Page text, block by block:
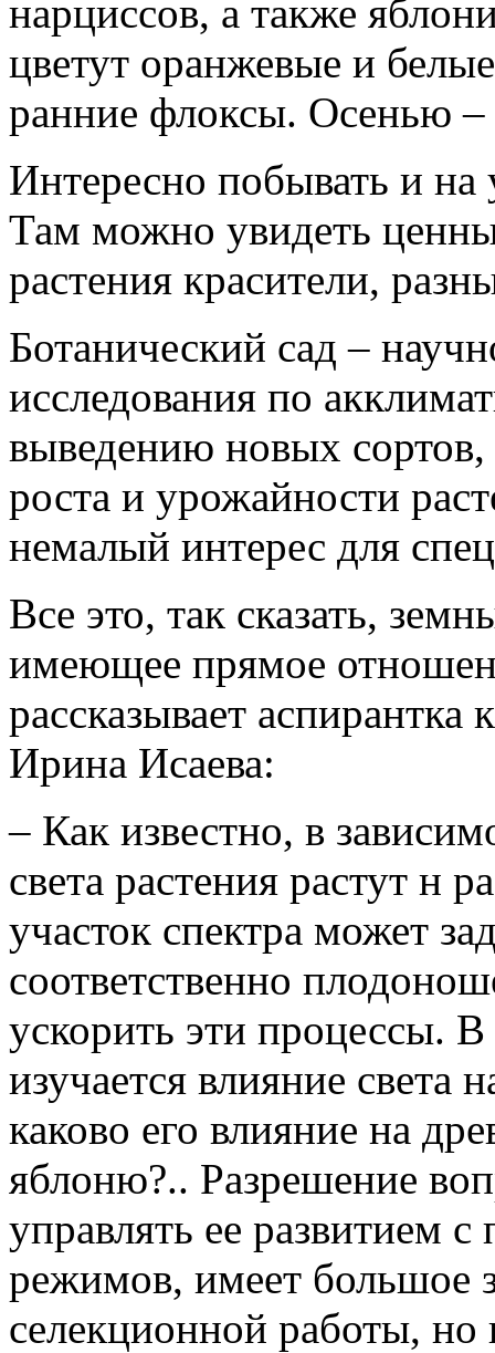
нарциссов, а также
цветут оранжевые и
ранние флоксы. Осенью –
Интересно побывать и на
Там можно увидеть
растения красители,
Ботанический сад –
исследования по
выведению новых
роста и урожайности
немалый интерес для
Все это, так сказать,
имеющее прямое
рассказывает
Ирина Исаева:
– Как известно, в
света растения растут н
участок спектра может
соответственно
ускорить эти процессы.
изучается влияние света
каково его влияние на
яблоню?.. Разрешение
управлять ее развитием
режимов, имеет большое
селекционной работы, но